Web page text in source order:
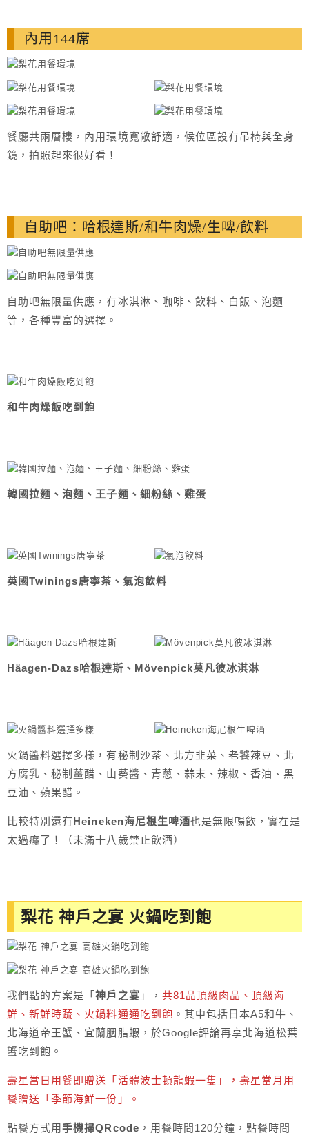
內用144席
餐廳共兩層樓，內用環境寬敞舒適，候位區設有吊椅與全身
鏡，拍照起來很好看！
自助吧：哈根達斯/和牛肉燥/生啤/飲料
自助吧無限量供應，有冰淇淋、咖啡、飲料、白飯、泡麵
等，各種豐富的選擇。
和牛肉燥飯吃到飽
韓國拉麵、泡麵、王子麵、細粉絲、雞蛋
英國Twinings唐寧茶、氣泡飲料
Häagen-Dazs哈根達斯、Mövenpick莫凡彼冰淇淋
火鍋醬料選擇多樣，有秘制沙茶、北方韭菜、老饕辣豆、北
方腐乳、秘制薑醋、山葵醬、青蔥、蒜末、辣椒、香油、黑
豆油、蘋果醋。
比較特別還有Heineken海尼根生啤酒也是無限暢飲，實在是
太過癮了！（未滿十八歲禁止飲酒）
梨花 神戶之宴 火鍋吃到飽
我們點的方案是「神戶之宴 」， 共81品頂級肉品、頂級海
鮮、新鮮時蔬、火鍋料通通吃到飽 。其中包括日本A5和牛、
北海道帝王蟹、宜蘭胭脂蝦，於Google評論再享北海道松葉
蟹吃到飽。
壽星當日用餐即贈送「活體波士頓龍蝦一隻」，壽星當月用
餐贈送「季節海鮮一份」。
點餐方式用手機掃QRcode ，用餐時間120分鐘，點餐時間